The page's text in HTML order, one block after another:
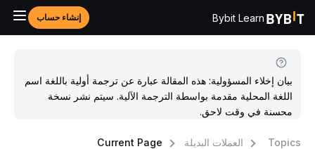
Bybit Learn إنشاء حساب
بيان إخلاء المسؤولية: هذه المقالة عبارة عن ترجمة أولية باللغة اسم
اللغة المحلية مقدمة بواسطة الترجمة الآلية. سيتم نشر نسخة
محسنة في وقت لاحق.
العملات البديلة Current Page